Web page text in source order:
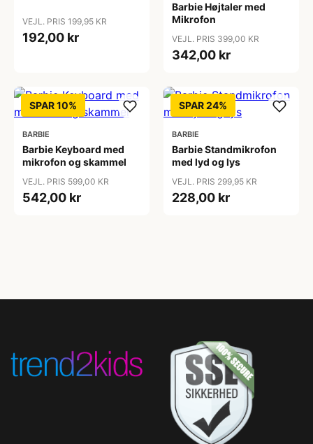
VEJL. PRIS 199,95 KR
192,00 kr
Barbie Højtaler med
Mikrofon
VEJL. PRIS 399,00 KR
342,00 kr
SPAR 10%
BARBIE
Barbie Keyboard med
mikrofon og skammel
VEJL. PRIS 599,00 KR
542,00 kr
SPAR 24%
BARBIE
Barbie Standmikrofon
med lyd og lys
VEJL. PRIS 299,95 KR
228,00 kr